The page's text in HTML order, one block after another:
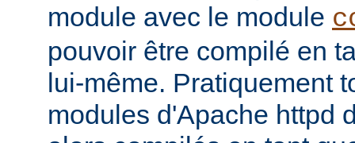
module avec le module
pouvoir être compilé en
lui-même. Pratiquement
modules d'Apache httpd